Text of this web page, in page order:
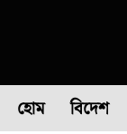
হোম বিদেশ